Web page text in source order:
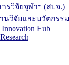
รวิจัยจุฬาฯ (สบจ.)
นวิจัยและนวัตกรรม
Hub